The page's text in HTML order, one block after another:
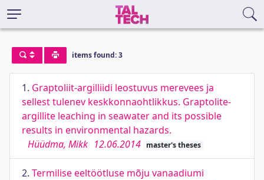
items found: 3
1. Graptoliit-argilliidi leostuvus merevees ja
sellest tulenev keskkonnaohtlikkus. Graptolite-
argillite leaching in seawater and its possible
results in environmental hazards.
Hüüdma, Mikk 12.06.2014 master's theses
2. Termilise eeltöötluse mõju vanaadiumi